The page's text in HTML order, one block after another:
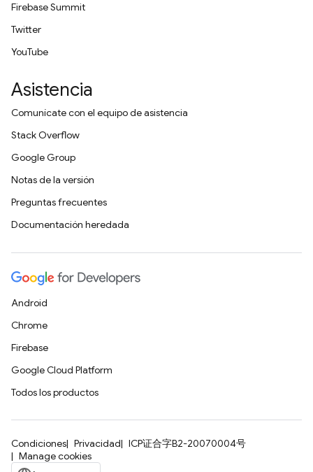
Firebase Summit
Twitter
YouTube
Asistencia
Comunícate con el equipo de asistencia
Stack Overflow
Google Group
Notas de la versión
Preguntas frecuentes
Documentación heredada
Android
Chrome
Firebase
Google Cloud Platform
Todos los productos
Condiciones Privacidad
ICP证合字B2-20070004号
Manage cookies